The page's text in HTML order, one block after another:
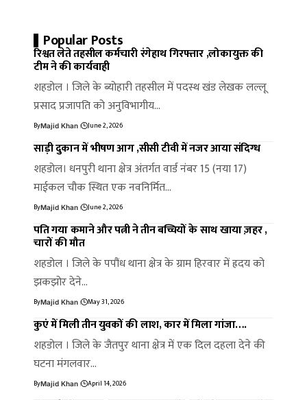
Popular Posts
रिश्वत लेते तहसील कर्मचारी रंगेहाथ गिरफ्तार ,लोकायुक्त की
टीम ने की कार्यवाही
शहडोल । जिले के ब्योहारी तहसील में पदस्थ खंड लेखक लल्लू
प्रसाद प्रजापति को अनुविभागीय…
ByMajid Khan June 2, 2026
साड़ी दुकान में भीषण आग ,सीसी टीवी में नजर आया संदिग्ध
शहडोल। धनपुरी थाना क्षेत्र अंतर्गत वार्ड नंबर 15 (नया 17)
माईकल चौक स्थित एक नवनिर्मित…
ByMajid Khan June 2, 2026
पति गया कमाने और पत्नी ने तीन बच्चियों के साथ खाया ज़हर ,
चारों की मौत
शहडोल । जिले के पपौंध थाना क्षेत्र के ग्राम हिरवार में ह्रदय को
झकझोर देने…
ByMajid Khan May 31, 2026
कुएं में मिली तीन युवकों की लाश, कार में मिला गांजा….
शहडोल । जिले के जैतपुर थाना क्षेत्र में एक दिल दहला देने की
घटना मंगलवार…
ByMajid Khan April 14, 2026